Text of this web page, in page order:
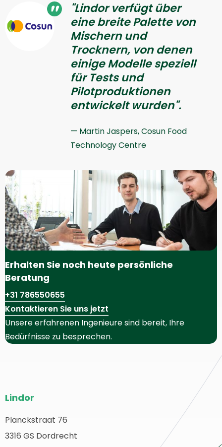
"Lindor verfügt über
eine breite Palette von
Mischern und
Trocknern, von denen
einige Modelle speziell
für Tests und
Pilotproduktionen
entwickelt wurden".
Martin Jaspers, Cosun Food
Technology Centre
Erhalten Sie noch heute persönliche
Beratung
+31 786550655
Kontaktieren Sie uns jetzt
Unsere erfahrenen Ingenieure sind bereit, Ihre
Bedürfnisse zu besprechen.
Fußzeile
Lindor
Planckstraat 76
3316 GS Dordrecht